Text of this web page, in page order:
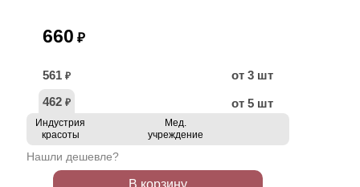
660 ₽
561 ₽
от 3 шт
462 ₽ от 5 шт
Индустрия
красоты
Мед.
учреждение
Нашли дешевле?
В корзину